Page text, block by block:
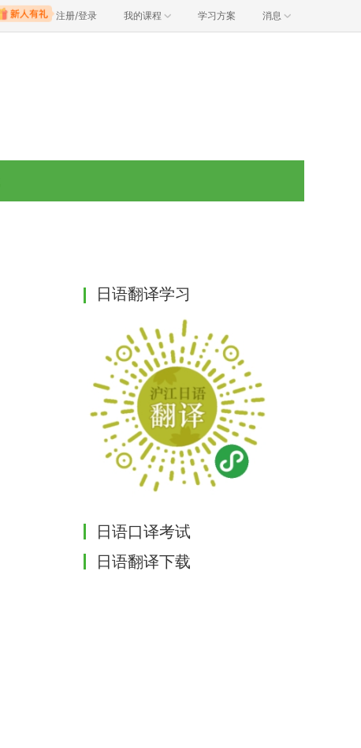
注册/登录 我的课程 学习方案 消息
日语翻译学习
日语口译考试
日语翻译下载